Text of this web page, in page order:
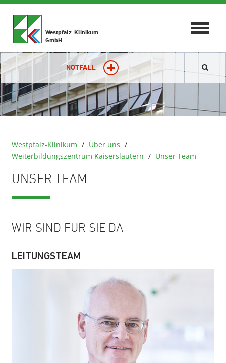
Toggle
Westpfalz-Klinikum
GmbH
NOTFALL
Westpfalz-Klinikum / Über uns /
Weiterbildungszentrum Kaiserslautern / Unser Team
UNSER TEAM
WIR SIND FÜR SIE DA
LEITUNGSTEAM